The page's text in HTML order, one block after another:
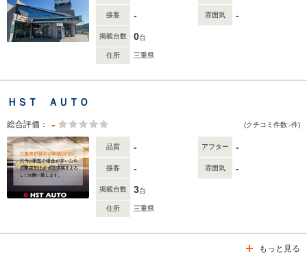
接客 - 雰囲気 -
掲載台数 0台
住所 三重県
ＨＳＴ ＡＵＴＯ
総合評価： - (クチコミ件数:-件)
品質 - アフター -
接客 - 雰囲気 -
掲載台数 3台
住所 三重県
もっと見る